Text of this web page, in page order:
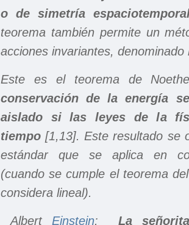
o de simetría
teorema también permite un
acciones invariantes,
Este es el teorema de
conservación de la energía
aislado si las leyes de la
tiempo [1,13]. Este resultado se
estándar que se aplica en
(cuando se cumple el teorema
considera lineal).
Albert Einstein: La